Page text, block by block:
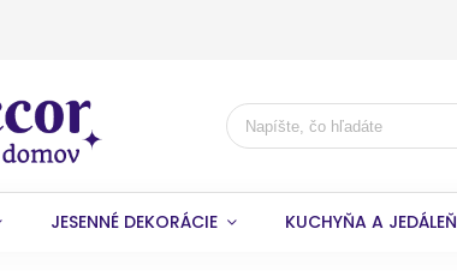
JESENNÉ DEKORÁCIE KUCHYŇA A JEDÁLEŇ